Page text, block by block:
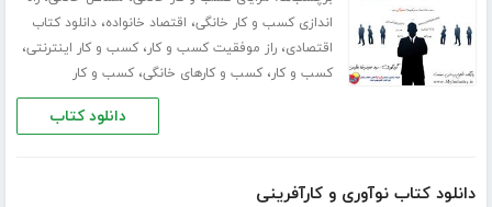
اندازی کسب و کار خانگی، اقتصاد خانواده،دانلود کتاب
اقتصادی،راز موفقیت کسب و کار،کسب و کار اینترنتی،
کسب و کار،کسب و کارهای خانگی،کسب و کار
دانلود کتاب
دانلود کتاب نوآوری و کارآفرینی